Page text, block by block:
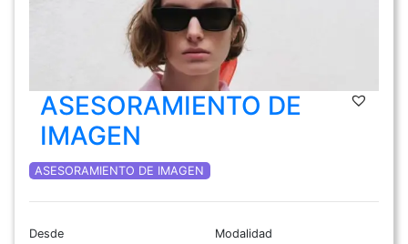
ASESORAMIENTO DE
IMAGEN
ASESORAMIENTO DE IMAGEN
Desde Modalidad